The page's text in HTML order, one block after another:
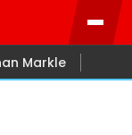
Markle